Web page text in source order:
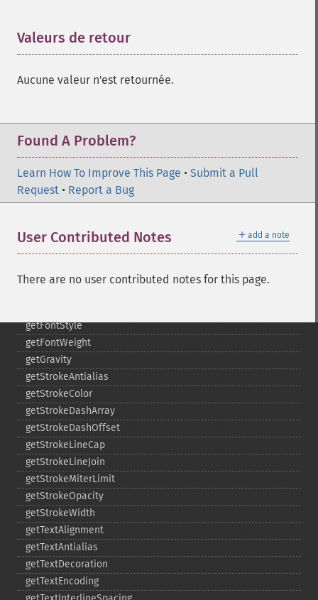
Valeurs de retour
Aucune valeur n'est retournée.
Found A Problem?
Learn How To Improve This Page • Submit a Pull
Request • Report a Bug
＋ add a note
User Contributed Notes
There are no user contributed notes for this page.
clone
color
composite
destroy
ellipse
getClipPath
getClipRule
getClipUnits
getFillColor
getFillRule
getFont
getFontFamily
getFontStyle
getFontWeight
getGravity
getStrokeAntialias
getStrokeColor
getStrokeDashArray
getStrokeDashOffset
getStrokeLineCap
getStrokeLineJoin
getStrokeMiterLimit
getStrokeOpacity
getStrokeWidth
getTextAlignment
getTextAntialias
getTextDecoration
getTextEncoding